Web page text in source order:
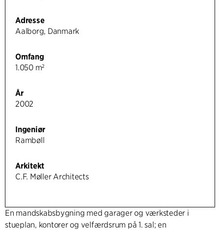
Adresse
Aalborg, Danmark
Omfang
1.050 m²
År
2002
Ingeniør
Rambøll
Arkitekt
C.F. Møller Architects
En mandskabsbygning med garager og værksteder i
stueplan, kontorer og velfærdsrum på 1. sal; en